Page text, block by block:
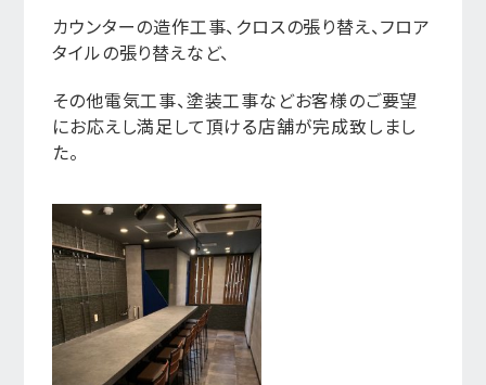
カウンターの造作工事、クロスの張り替え、フロア
タイルの張り替えなど、
その他電気工事、塗装工事などお客様のご要望
にお応えし満足して頂ける店舗が完成致しまし
た。